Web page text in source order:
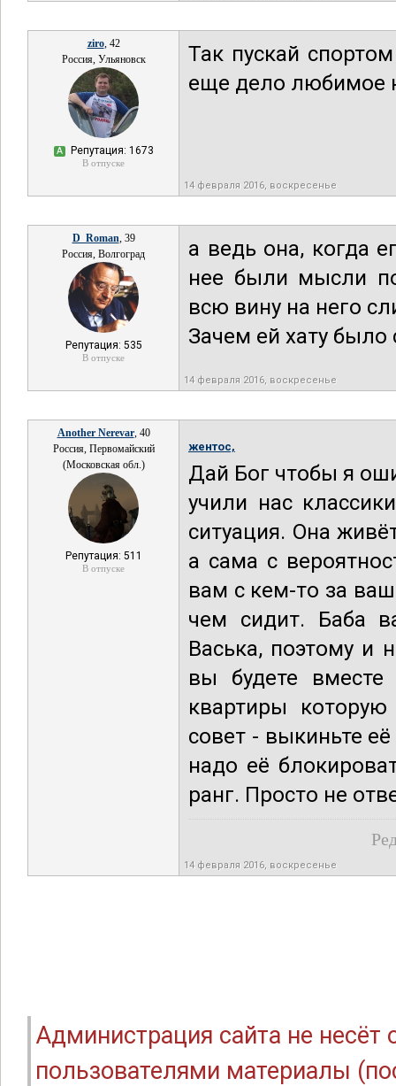
ziro, 42
Россия, Ульяновск
А Репутация: 1673
В отпуске
Так пускай
еще дело любимое
14 февраля 2016, воскресенье
D_Roman, 39
Россия, Волгоград
Репутация: 535
В отпуске
а ведь она, когда
нее были мысли
всю вину на него
Зачем ей хату было
14 февраля 2016, воскресенье
Another Nerevar, 40
Россия, Первомайский
(Московская обл.)
Репутация: 511
В отпуске
жентос,
Дай Бог чтобы я
учили нас
ситуация. Она
а сама с
вам с кем-то за
чем сидит. Баба
Васька, поэтому и
вы будете
квартиры
совет - выкиньте
надо её
ранг. Просто не
14 февраля 2016, воскресенье
Администрация сайта не
пользователями материалы